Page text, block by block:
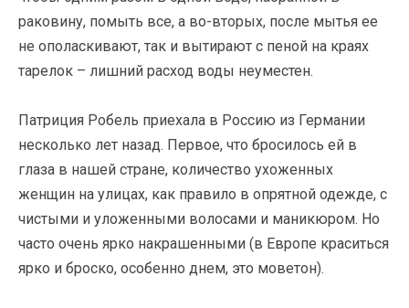
раковину, помыть все, а во-вторых, после мытья ее
не ополаскивают, так и вытирают с пеной на краях
тарелок – лишний расход воды неуместен.
Патриция Робель приехала в Россию из Германии
несколько лет назад. Первое, что бросилось ей в
глаза в нашей стране, количество ухоженных
женщин на улицах, как правило в опрятной одежде, с
чистыми и уложенными волосами и маникюром. Но
часто очень ярко накрашенными (в Европе краситься
ярко и броско, особенно днем, это моветон).